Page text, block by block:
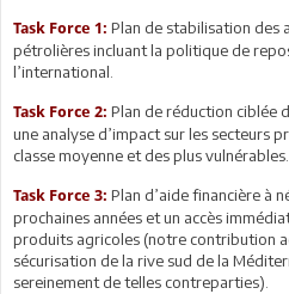
Task Force 1: Plan de stabilisation des
pétrolières incluant la politique de
l’international.
Task Force 2: Plan de réduction ciblée
une analyse d’impact sur les secteurs
classe moyenne et des plus vulnérables.
Task Force 3: Plan d’aide financière à
prochaines années et un accès
produits agricoles (notre contribution
sécurisation de la rive sud de la
sereinement de telles contreparties).